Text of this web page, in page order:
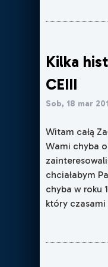
Kilka
CEIII
Sob, 18 mar
Witam całą
Wami chyba
chciałabym
chyba w roku
który